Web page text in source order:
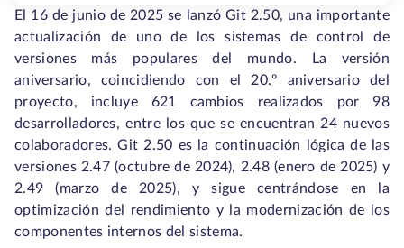
El 16 de junio de 2025 se lanzó Git 2.50, una importante
actualización de uno de los sistemas de control de
versiones más populares del mundo. La versión
aniversario, coincidiendo con el 20.º aniversario del
proyecto, incluye 621 cambios realizados por 98
desarrolladores, entre los que se encuentran 24 nuevos
colaboradores. Git 2.50 es la continuación lógica de las
versiones 2.47 (octubre de 2024), 2.48 (enero de 2025) y
2.49 (marzo de 2025), y sigue centrándose en la
optimización del rendimiento y la modernización de los
componentes internos del sistema.